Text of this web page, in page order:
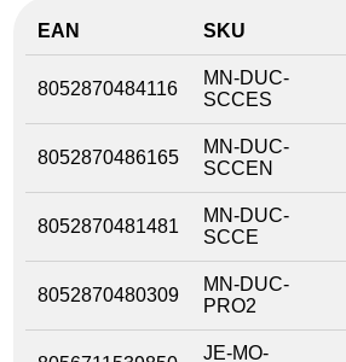
EAN SKU
8052870484116
MN-DUC-
SCCES
8052870486165
MN-DUC-
SCCEN
8052870481481
MN-DUC-
SCCE
8052870480309
MN-DUC-
PRO2
JE-MO-